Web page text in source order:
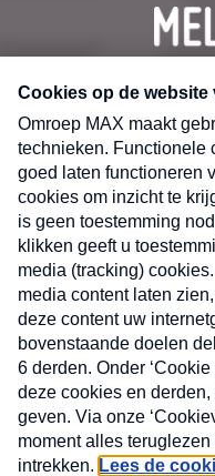
CONTACT
Nieuwsbrief
Neem hier een gratis
Consumenten